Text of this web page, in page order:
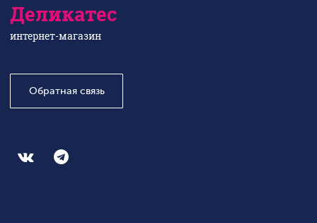
Деликатес
интернет-магазин
Обратная связь